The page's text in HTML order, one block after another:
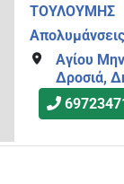
ΤΟΥΛΟΥΜΗΣ
Αγίου
Δροσιά,